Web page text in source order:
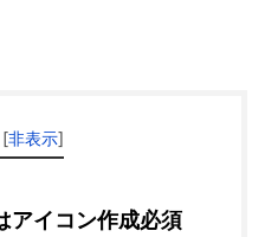
[非表示]
アイコン作成必須